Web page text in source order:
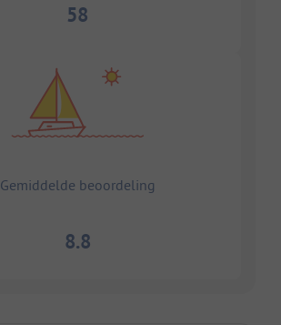
58
Gemiddelde beoordeling
8.8